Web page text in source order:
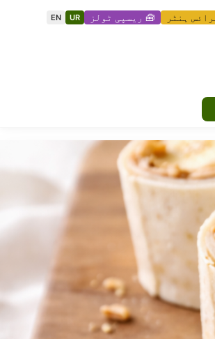
ہنٹر 🧰 ریسپی ٹولز UR
EN